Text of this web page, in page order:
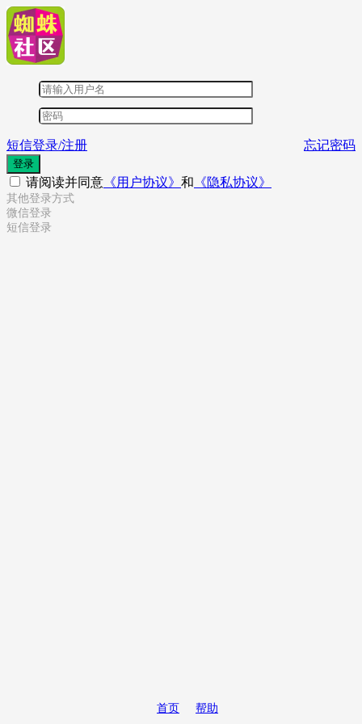
短信登录/注册 忘记密码
登录
请阅读并同意 《用户协议》 和 《隐私协议》
其他登录方式
微信登录
短信登录
首页 帮助